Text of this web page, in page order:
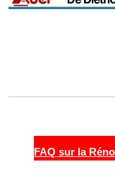
FAQ sur la